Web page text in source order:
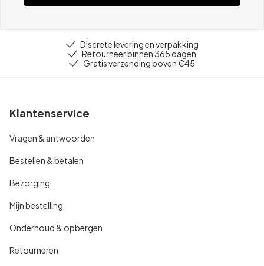
Discrete levering en verpakking
Retourneer binnen 365 dagen
Gratis verzending boven €45
Klantenservice
Vragen & antwoorden
Bestellen & betalen
Bezorging
Mijn bestelling
Onderhoud & opbergen
Retourneren